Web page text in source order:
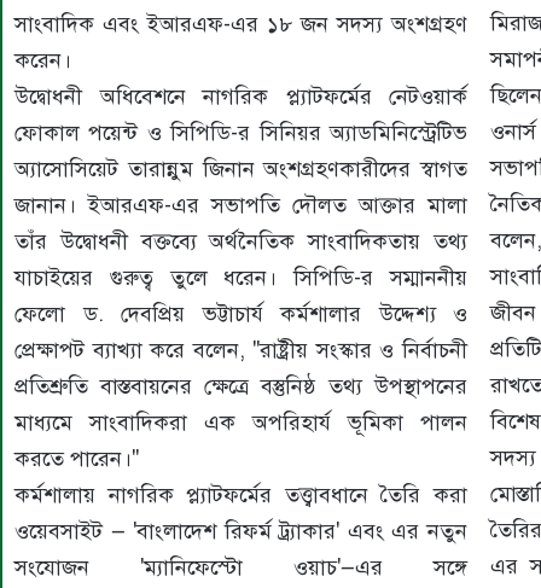
সাংবাদিক এবং ইআরএফ-এর ১৮ জন সদস্য অংশগ্রহণ
করেন।
উদ্বোধনী অধিবেশনে নাগরিক প্ল্যাটফর্মের নেটওয়ার্ক
ফোকাল পয়েন্ট ও সিপিডি-র সিনিয়র অ্যাডমিনিস্ট্রেটিভ
অ্যাসোসিয়েট তারান্নুম জিনান অংশগ্রহণকারীদের স্বাগত
জানান। ইআরএফ-এর সভাপতি দৌলত আক্তার মালা
তাঁর উদ্বোধনী বক্তব্যে অর্থনৈতিক সাংবাদিকতায় তথ্য
যাচাইয়ের গুরুত্ব তুলে ধরেন। সিপিডি-র সম্মাননীয়
ফেলো ড. দেবপ্রিয় ভট্টাচার্য কর্মশালার উদ্দেশ্য ও
প্রেক্ষাপট ব্যাখ্যা করে বলেন, "রাষ্ট্রীয় সংস্কার ও নির্বাচনী
প্রতিশ্রুতি বাস্তবায়নের ক্ষেত্রে বস্তুনিষ্ঠ তথ্য উপস্থাপনের
মাধ্যমে সাংবাদিকরা এক অপরিহার্য ভূমিকা পালন
করতে পারেন।"
কর্মশালায় নাগরিক প্ল্যাটফর্মের তত্ত্বাবধানে তৈরি করা
ওয়েবসাইট — 'বাংলাদেশ রিফর্ম ট্র্যাকার' এবং এর নতুন
সংযোজন 'ম্যানিফেস্টো ওয়াচ'—এর সঙ্গে
জীবন
এর